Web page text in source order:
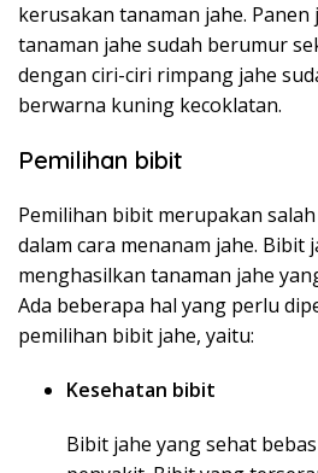
kerusakan tanaman jahe.
tanaman jahe sudah berumur
dengan ciri-ciri rimpang jahe
berwarna kuning kecoklatan.
Pemilihan bibit
Pemilihan bibit merupakan
dalam cara menanam jahe. Bibit
menghasilkan tanaman jahe
Ada beberapa hal yang perlu
pemilihan bibit jahe, yaitu:
Kesehatan bibit
Bibit jahe yang sehat